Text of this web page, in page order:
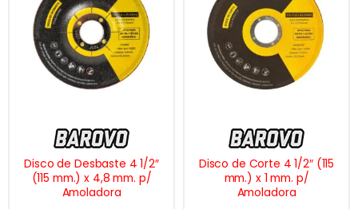
Disco de Desbaste 4 1/2″
(115 mm.) x 4,8 mm. p/
Amoladora
Disco de Corte 4 1/2″ (115
mm.) x 1 mm. p/
Amoladora